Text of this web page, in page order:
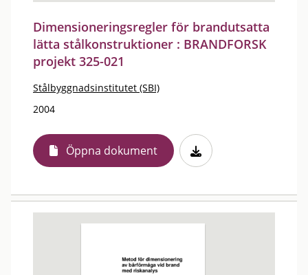
Dimensioneringsregler för brandutsatta
lätta stålkonstruktioner : BRANDFORSK
projekt 325-021
Stålbyggnadsinstitutet (SBI)
2004
Öppna dokument